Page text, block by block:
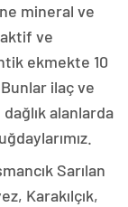
mineral ve
ve
ekmekte 10
ilaç ve
alanlarda
Sarılan
Karakılçık,